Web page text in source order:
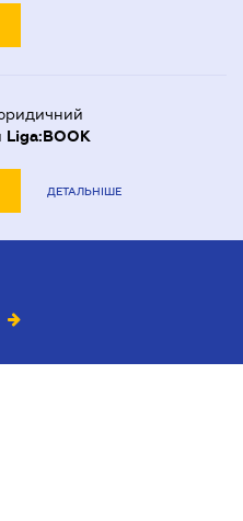
Liga:BOOK
ДЕТАЛЬНІШЕ